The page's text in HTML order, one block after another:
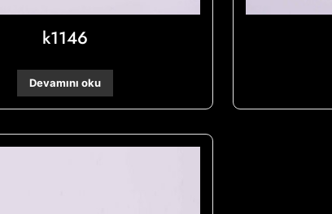
k1146
Devamını oku